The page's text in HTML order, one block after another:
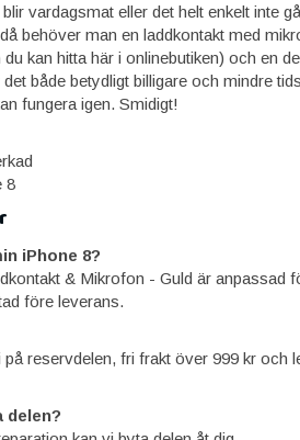
vardagsmat eller det helt enkelt inte
behöver man en laddkontakt med
kan hitta här i onlinebutiken) och en
både betydligt billigare och mindre
fungera igen. Smidigt!
8
iPhone 8?
& Mikrofon - Guld är anpassad
före leverans.
på reservdelen, fri frakt över 999 kr och
delen?